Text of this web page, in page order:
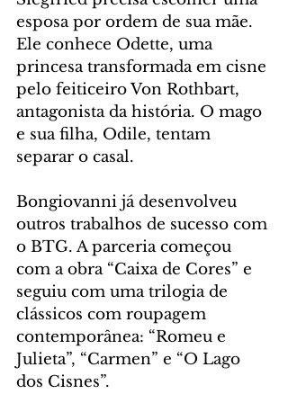
esposa por ordem de sua mãe.
Ele conhece Odette, uma
princesa transformada em cisne
pelo feiticeiro Von Rothbart,
antagonista da história. O mago
e sua filha, Odile, tentam
separar o casal.
Bongiovanni já desenvolveu
outros trabalhos de sucesso com
o BTG. A parceria começou
com a obra “Caixa de Cores” e
seguiu com uma trilogia de
clássicos com roupagem
contemporânea: “Romeu e
Julieta”, “Carmen” e “O Lago
dos Cisnes”.